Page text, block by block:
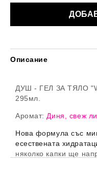
Описание
ДУШ - ГЕЛ ЗА ТЯЛО
295мл.
Аромат: Диня, свеж
Нова формула със
есествената
няколко капки ще